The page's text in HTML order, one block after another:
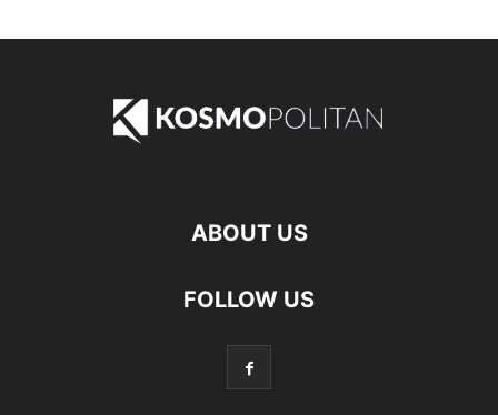
ABOUT US
FOLLOW US